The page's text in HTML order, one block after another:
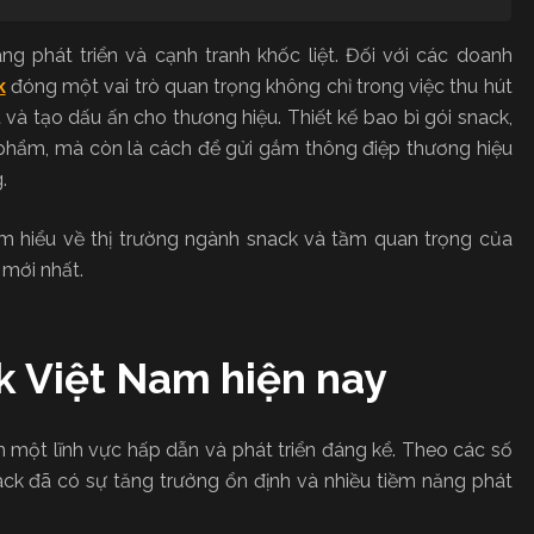
phát triển và cạnh tranh khốc liệt. Đối với các doanh
đóng một vai trò quan trọng không chỉ trong việc thu hút
tạo dấu ấn cho thương hiệu. Thiết kế bao bì gói snack,
mà còn là cách để gửi gắm thông điệp thương hiệu
hiểu về thị trường ngành snack và tầm quan trọng của
nhất.
Việt Nam hiện nay
lĩnh vực hấp dẫn và phát triển đáng kể. Theo các số
đã có sự tăng trưởng ổn định và nhiều tiềm năng phát